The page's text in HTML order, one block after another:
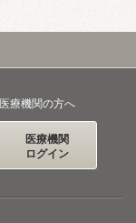
医療機関の方へ
医療機関
ログイン